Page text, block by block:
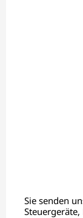
Sie senden
Steuergeräte,